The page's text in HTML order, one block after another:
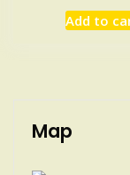
Add to
Map